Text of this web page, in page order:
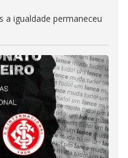
a igualdade permaneceu